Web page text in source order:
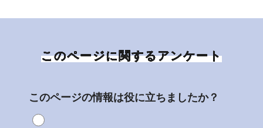
このページに関するアンケート
このページの情報は役に立ちましたか？